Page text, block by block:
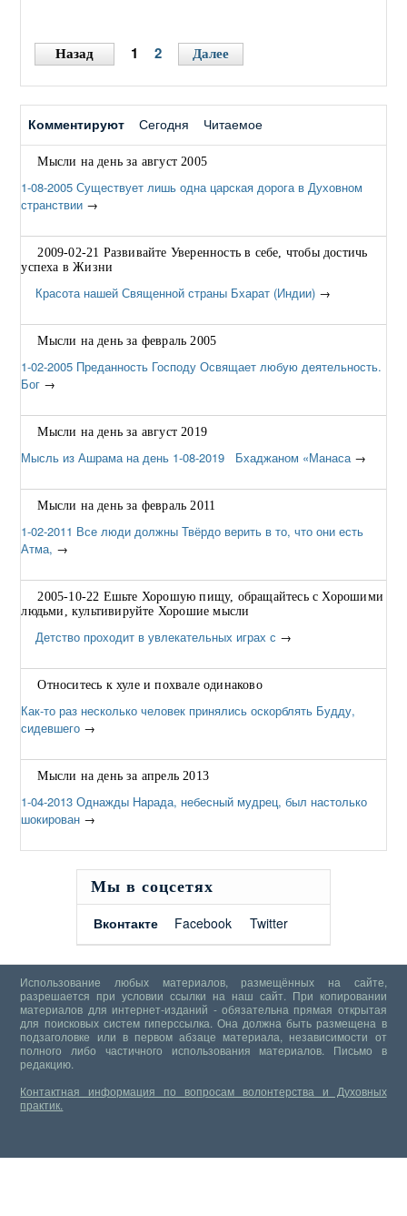
Сатья Саи.
Назад 1 2 Далее
Комментируют Сегодня Читаемое
Мысли на день за август 2005
1-08-2005 Существует лишь одна царская дорога в Духовном
странствии →
2009-02-21 Развивайте Уверенность в себе, чтобы достичь
успеха в Жизни
Красота нашей Священной страны Бхарат (Индии) →
Мысли на день за февраль 2005
1-02-2005 Преданность Господу Освящает любую деятельность.
Бог →
Мысли на день за август 2019
Мысль из Ашрама на день 1-08-2019 Бхаджаном «Манаса→
Мысли на день за февраль 2011
1-02-2011 Все люди должны Твёрдо верить в то, что они есть
Атма, →
2005-10-22 Ешьте Хорошую пищу, обращайтесь с Хорошими
людьми, культивируйте Хорошие мысли
Детство проходит в увлекательных играх с →
Относитесь к хуле и похвале одинаково
Как-то раз несколько человек принялись оскорблять Будду,
сидевшего →
Мысли на день за апрель 2013
1-04-2013 Однажды Нарада, небесный мудрец, был настолько
шокирован →
Мы в соцсетях
Вконтакте
Facebook Twitter
Использование любых материалов, размещённых на сайте,
разрешается при условии ссылки на наш сайт. При копировании
материалов для интернет-изданий - обязательна прямая открытая
для поисковых систем гиперссылка. Она должна быть размещена в
подзаголовке или в первом абзаце материала, независимости от
полного либо частичного использования материалов. Письмо в
редакцию.
Контактная информация по вопросам волонтерства и Духовных
практик.